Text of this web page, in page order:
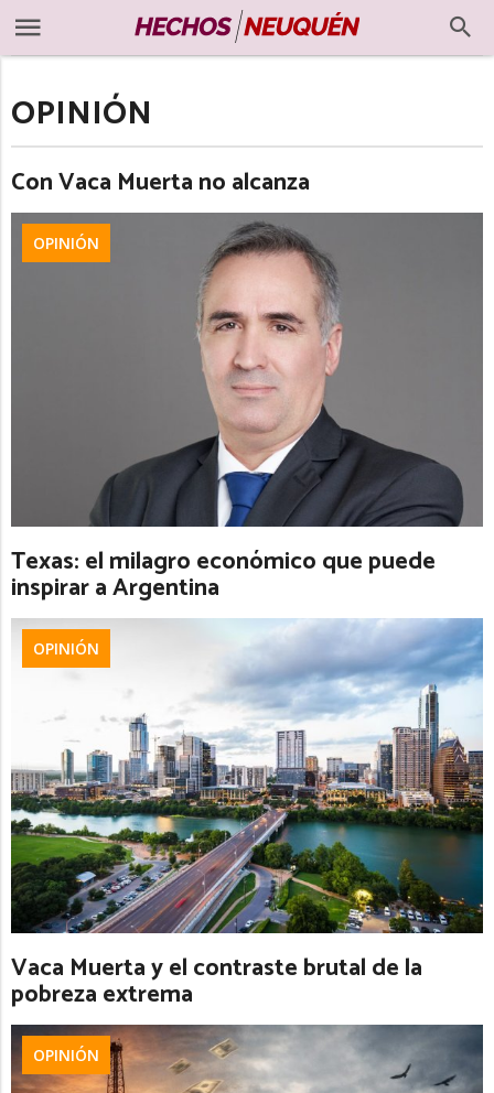
OPINIÓN
Con Vaca Muerta no alcanza
OPINIÓN
Texas: el milagro económico que puede
inspirar a Argentina
OPINIÓN
Vaca Muerta y el contraste brutal de la
pobreza extrema
OPINIÓN